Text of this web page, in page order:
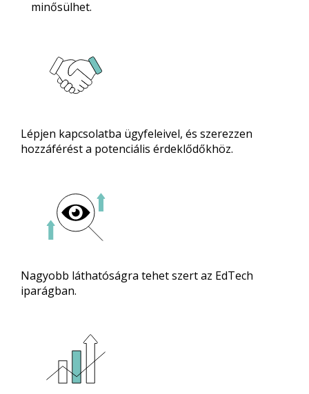
minősülhet.
Lépjen kapcsolatba ügyfeleivel, és szerezzen
hozzáférést a potenciális érdeklődőkhöz.
Nagyobb láthatóságra tehet szert az EdTech
iparágban.